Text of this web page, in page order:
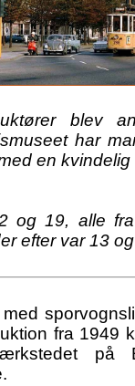
blev
har
en kvindelig
og 19, alle
efter var 13
fra 1949
på